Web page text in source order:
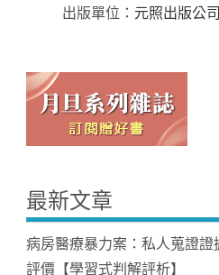
出版單位： 元照出版公司
最新文章
病房醫療暴力案：私人蒐證
評價【學習式判解評析】